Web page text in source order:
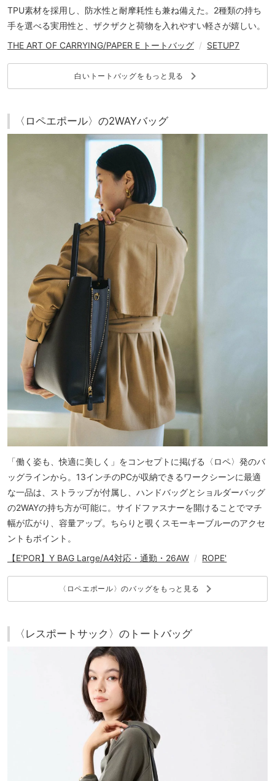
TPU素材を採用し、防水性と耐摩耗性も兼ね備えた。2種類の持ち
手を選べる実用性と、ザクザクと荷物を入れやすい軽さが嬉しい。
THE ART OF CARRYING/PAPER E トートバッグ / SETUP7
白いトートバッグをもっと見る keyboard_arrow_right
〈ロペエポール〉の2WAYバッグ
「働く姿も、快適に美しく」をコンセプトに掲げる〈ロペ〉発のバ
ッグラインから。13インチのPCが収納できるワークシーンに最適
な一品は、ストラップが付属し、ハンドバッグとショルダーバッグ
の2WAYの持ち方が可能に。サイドファスナーを開けることでマチ
幅が広がり、容量アップ。ちらりと覗くスモーキーブルーのアクセ
ントもポイント。
【E'POR】Y BAG Large/A4対応・通勤・26AW / ROPE'
〈ロペエポール〉のバッグをもっと見る keyboard_arrow_right
〈レスポートサック〉のトートバッグ